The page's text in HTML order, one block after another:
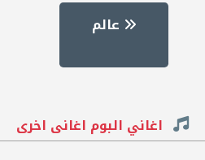
عالم
اغاني البوم اغانى اخرى